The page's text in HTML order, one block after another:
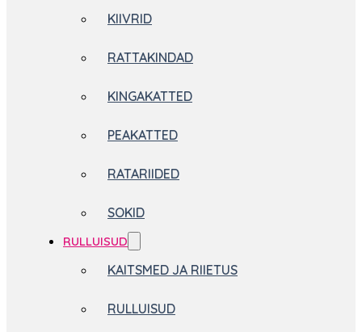
KIIVRID
RATTAKINDAD
KINGAKATTED
PEAKATTED
RATARIIDED
SOKID
RULLUISUD
KAITSMED JA RIIETUS
RULLUISUD